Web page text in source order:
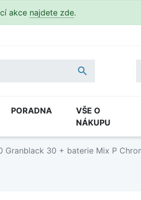
akce najdete zde.

PORADNA
VŠE O
NÁKUPU
Granblack 30 + baterie Mix P